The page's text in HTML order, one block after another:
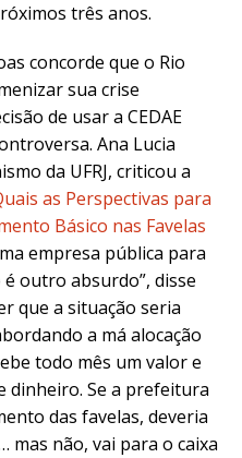
três anos.
concorde que o Rio
sua crise
de usar a CEDAE
Ana Lucia
da UFRJ, criticou a
as Perspectivas para
Básico nas Favelas
empresa pública para
outro absurdo”, disse
que a situação seria
a má alocação
todo mês um valor e
dinheiro. Se a prefeitura
das favelas, deveria
mas não, vai para o caixa